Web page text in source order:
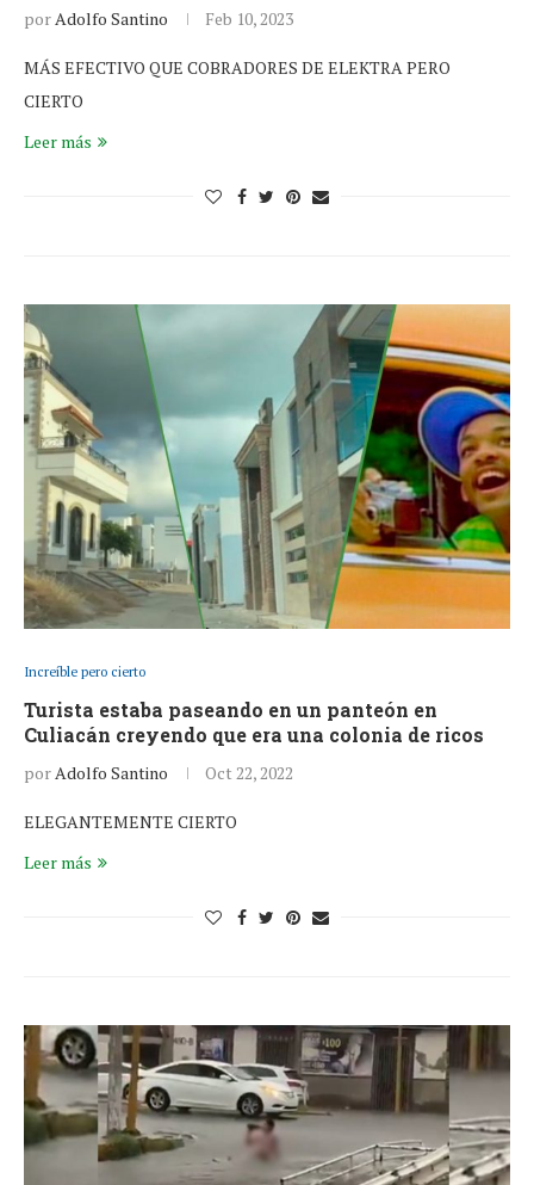
porAdolfo Santino Feb 10, 2023
MÁS EFECTIVO QUE COBRADORES DE ELEKTRA PERO
CIERTO
Leer más
Increíble pero cierto
Turista estaba paseando en un panteón en
Culiacán creyendo que era una colonia de ricos
porAdolfo Santino Oct 22, 2022
ELEGANTEMENTE CIERTO
Leer más